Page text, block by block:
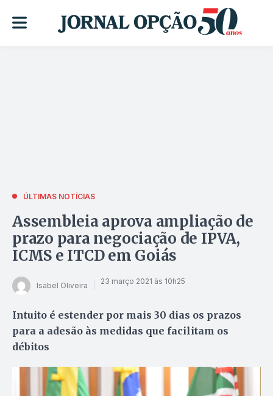
ÚLTIMAS NOTÍCIAS
Assembleia aprova ampliação de
prazo para negociação de IPVA,
ICMS e ITCD em Goiás
Isabel Oliveira 23 março 2021 às 10h25
Intuito é estender por mais 30 dias os prazos
para a adesão às medidas que facilitam os
débitos